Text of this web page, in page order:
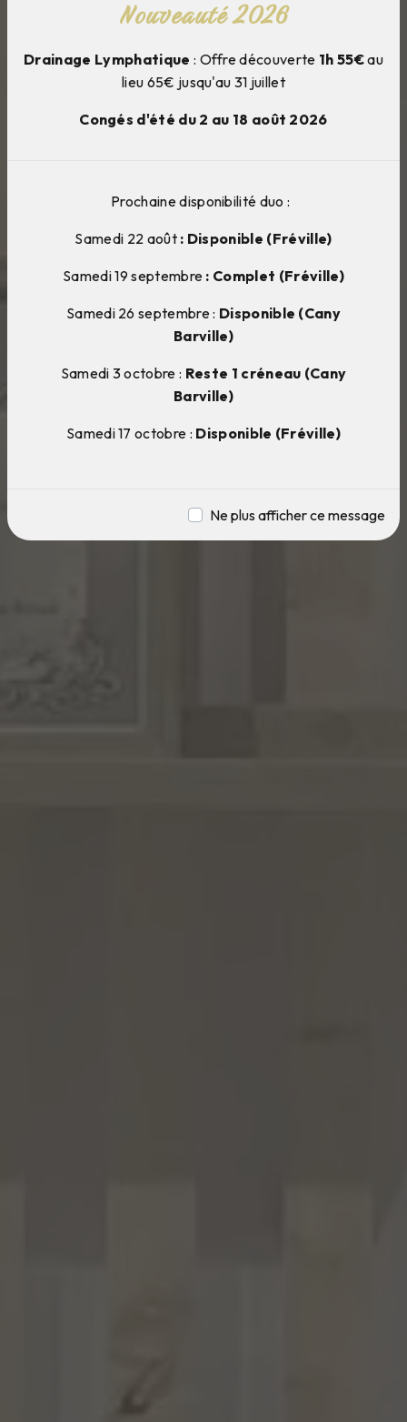
Nouveauté 2026
Drainage Lymphatique : Offre découverte 1h 55€au
lieu 65€ jusqu'au 31 juillet
Congés d'été du 2 au 18 août 2026
Prochaine disponibilité duo :
Samedi 22 août: Disponible (Fréville)
Samedi 19 septembre : Complet (Fréville)
Samedi 26 septembre : Disponible (Cany
Barville)
Samedi 3 octobre : Reste 1 créneau (Cany
Barville)
Samedi 17 octobre : Disponible (Fréville)
Ne plus afficher ce message